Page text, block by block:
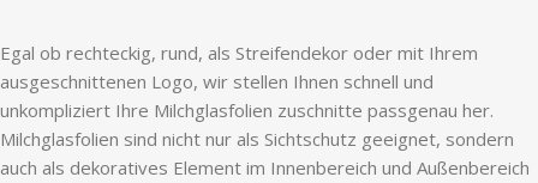
Egal ob rechteckig, rund, als Streifendekor oder mit Ihrem
ausgeschnittenen Logo, wir stellen Ihnen schnell und
unkompliziert Ihre Milchglasfolien zuschnitte passgenau her.
Milchglasfolien sind nicht nur als Sichtschutz geeignet, sondern
auch als dekoratives Element im Innenbereich und Außenbereich